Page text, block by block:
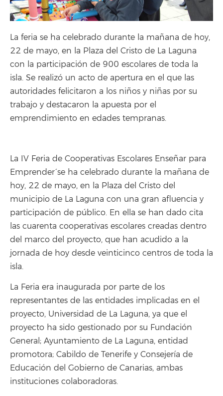
La feria se ha celebrado durante la mañana de hoy,
22 de mayo, en la Plaza del Cristo de La Laguna
con la participación de 900 escolares de toda la
isla. Se realizó un acto de apertura en el que las
autoridades felicitaron a los niños y niñas por su
trabajo y destacaron la apuesta por el
emprendimiento en edades tempranas.
La IV Feria de Cooperativas Escolares `Enseñar para
Emprender´ se ha celebrado durante la mañana de
hoy, 22 de mayo, en la Plaza del Cristo del
municipio de La Laguna con una gran afluencia y
participación de público. En ella se han dado cita
las cuarenta cooperativas escolares creadas dentro
del marco del proyecto, que han acudido a la
jornada de hoy desde veinticinco centros de toda la
isla.
La Feria era inaugurada por parte de los
representantes de las entidades implicadas en el
proyecto, Universidad de La Laguna, ya que el
proyecto ha sido gestionado por su Fundación
General; Ayuntamiento de La Laguna, entidad
promotora; Cabildo de Tenerife y Consejería de
Educación del Gobierno de Canarias, ambas
instituciones colaboradoras.